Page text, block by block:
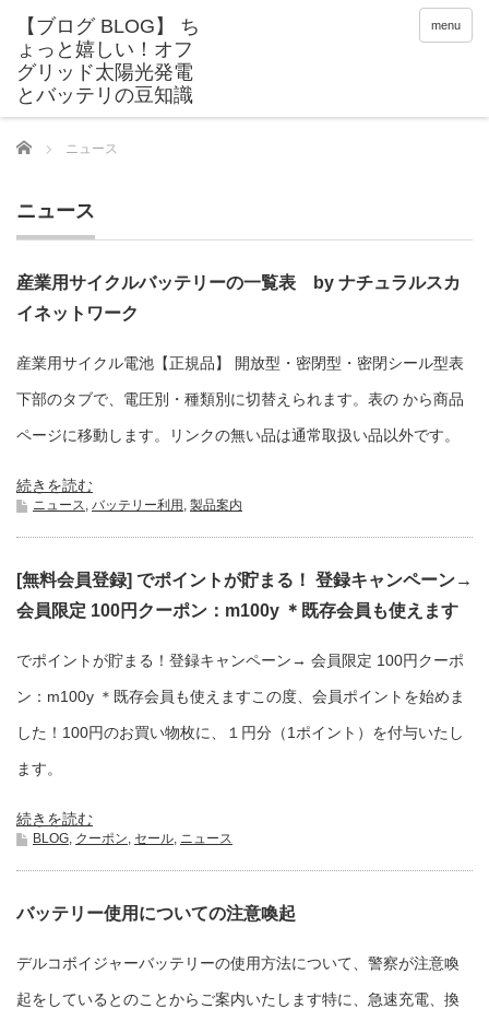
menu
Home ニュース
ニュース
産業用サイクルバッテリーの一覧表 by ナチュラルスカ
イネットワーク
産業用サイクル電池【正規品】 開放型・密閉型・密閉シール型表
下部のタブで、電圧別・種類別に切替えられます。表の から商品
ページに移動します。リンクの無い品は通常取扱い品以外です。
続きを読む
ニュース, バッテリー利用 , 製品案内
[無料会員登録] でポイントが貯まる！ 登録キャンペーン→
会員限定 100円クーポン：m100y ＊既存会員も使えます
でポイントが貯まる！登録キャンペーン→ 会員限定 100円クーポ
ン：m100y ＊既存会員も使えますこの度、会員ポイントを始めま
した！100円のお買い物枚に、１円分（1ポイント）を付与いたし
ます。
続きを読む
BLOG, クーポン, セール, ニュース
バッテリー使用についての注意喚起
デルコボイジャーバッテリーの使用方法について、警察が注意喚
起をしているとのことからご案内いたします特に、急速充電、換